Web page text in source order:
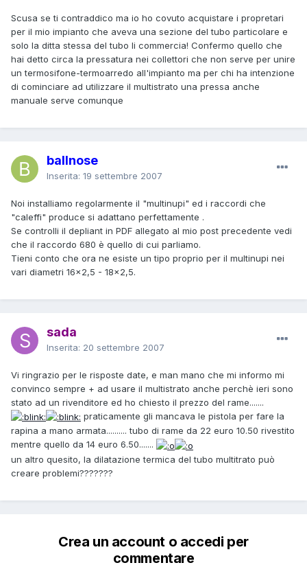
Scusa se ti contraddico ma io ho covuto acquistare i propretari
per il mio impianto che aveva una sezione del tubo particolare e
solo la ditta stessa del tubo li commercia! Confermo quello che
hai detto circa la pressatura nei collettori che non serve per unire
un termosifone-termoarredo all'impianto ma per chi ha intenzione
di cominciare ad utilizzare il multistrato una pressa anche
manuale serve comunque
ballnose
Inserita: 19 settembre 2007
Noi installiamo regolarmente il "multinupi" ed i raccordi che
"caleffi" produce si adattano perfettamente .
Se controlli il depliant in PDF allegato al mio post precedente vedi
che il raccordo 680 è quello di cui parliamo.
Tieni conto che ora ne esiste un tipo proprio per il multinupi nei
vari diametri 16x2,5 - 18x2,5.
sada
Inserita: 20 settembre 2007
Vi ringrazio per le risposte date, e man mano che mi informo mi
convinco sempre + ad usare il multistrato anche perchè ieri sono
stato ad un rivenditore ed ho chiesto il prezzo del rame.......
praticamente gli mancava le pistola per fare la
rapina a mano armata.......... tubo di rame da 22 euro 10.50 rivestito
mentre quello da 14 euro 6.50.......
un altro quesito, la dilatazione termica del tubo multitrato può
creare problemi???????
Crea un account o accedi per
commentare